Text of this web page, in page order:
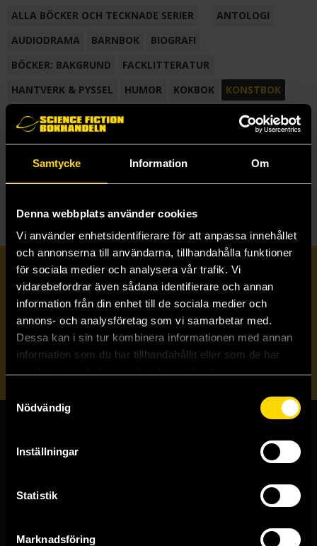
Samtycke Information Om
Denna webbplats använder cookies
Vi använder enhetsidentifierare för att anpassa innehållet
och annonserna till användarna, tillhandahålla funktioner
för sociala medier och analysera vår trafik. Vi
vidarebefordrar även sådana identifierare och annan
information från din enhet till de sociala medier och
annons- och analysföretag som vi samarbetar med.
Dessa kan i sin tur kombinera informationen med annan
information som du har tillhandahållit eller som de har
Nödvändig
Inställningar
Statistik
Marknadsföring
ALLA BÖCKER OCH TECKNADE SERIER
ANTOLOGI
AUDIODRAMA
BARNBOK
BIOGRAFI
BÖCKER: BAKGRUND
FACKLITTERATUR
HANTVERK & PYSSEL
HUMOR KOKBOK
KONSTBOK
KORTROMAN
LÄROBOK
NOVELL
SAMLINGSVOLYM
TECKNA & MÅLA TECKNAD SERIE
Prenumerera på vårt nyhetsbrev
Veckobrevet
Skicka
Butiker & kundtjänst
Västerlånggatan 48
Göteborgsbutiken